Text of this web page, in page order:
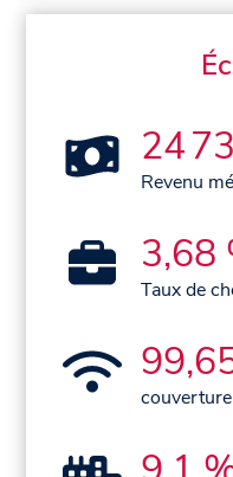
24
Revenu
3,68
Taux de